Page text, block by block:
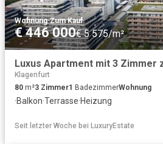
Wohnung·Zum Kauf
€ 446 000€ 5 575/m²
Klagenfurt
80 m²3 Zimmer1 BadezimmerWohnung
·Balkon·Terrasse·Heizung
Seit letzter Woche bei LuxuryEstate